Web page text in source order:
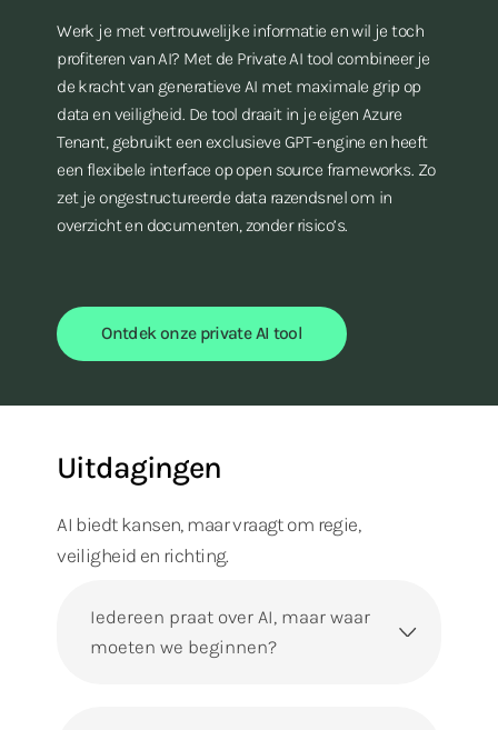
Werk je met vertrouwelijke informatie en wil je toch
profiteren van AI? Met de Private AI tool combineer je
de kracht van generatieve AI met maximale grip op
data en veiligheid. De tool draait in je eigen Azure
Tenant, gebruikt een exclusieve GPT-engine en heeft
een flexibele interface op open source frameworks. Zo
zet je ongestructureerde data razendsnel om in
overzicht en documenten, zonder risico’s.
Ontdek onze private AI tool
Uitdagingen
AI biedt kansen, maar vraagt om regie,
veiligheid en richting.
Iedereen praat over AI, maar waar
moeten we beginnen?